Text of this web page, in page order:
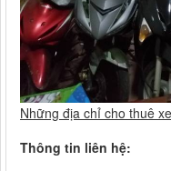
Những địa chỉ cho thuê
Thông tin liên hệ: